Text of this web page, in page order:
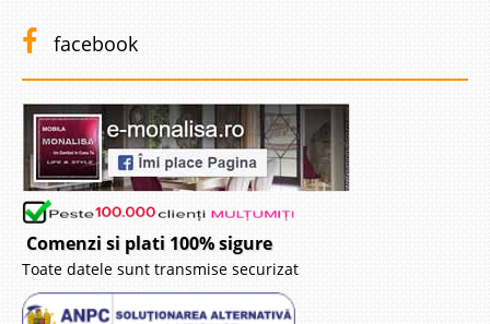
facebook
Comenzi si plati 100% sigure
Toate datele sunt transmise securizat